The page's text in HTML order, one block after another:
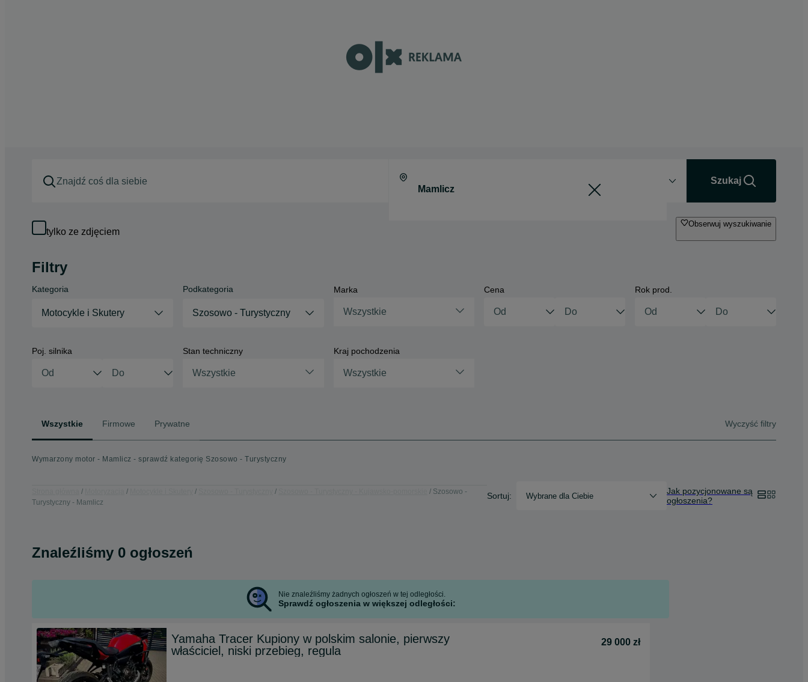
Szukaj
tylko ze zdjęciem
Obserwuj wyszukiwanie
Filtry
Kategoria
Motocykle i Skutery
Podkategoria
Szosowo - Turystyczny
Marka
Wszystkie
Cena Rok prod.
Poj. silnika Stan techniczny
Wszystkie
Kraj pochodzenia
Wszystkie
Wszystkie Firmowe Prywatne Wyczyść filtry
Wymarzony motor - Mamlicz - sprawdź kategorię Szosowo - Turystyczny
Szosowo -
Turystyczny - Mamlicz
Sortuj: Wybrane dla Ciebie
Jak pozycjonowane są
ogłoszenia?
Znaleźliśmy 0 ogłoszeń
Nie znaleźliśmy żadnych ogłoszeń w tej odległości.
Sprawdź ogłoszenia w większej odległości:
Yamaha Tracer Kupiony w polskim salonie, pierwszy
właściciel, niski przebieg, regula
29 000 zł